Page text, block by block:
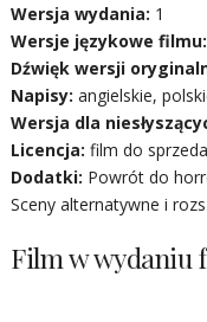
Wersja wydania: 1
Wersje językowe filmu:
Dźwięk wersji
Napisy: angielskie,
Wersja dla
Licencja: film do
Dodatki: Powrót do
Sceny alternatywne i
Film w wydaniu